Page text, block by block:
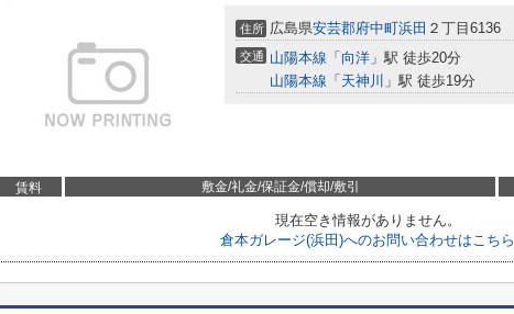
住所 広島県安芸郡府中町浜田 ２丁目6136
交通 山陽本線 「 向洋 」駅 徒歩20分
山陽本線 「 天神川 」駅 徒歩19分
賃料 敷金/礼金/保証金/償却/敷引
現在空き情報がありません。
倉本ガレージ(浜田)へのお問い合わせはこちら